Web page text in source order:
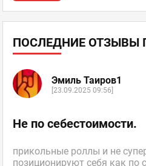
ПОСЛЕДНИЕ ОТЗЫВЫ
Эмиль Таиров1
[23.09.2025 09:56]
Не по себестоимости.
прикольные роллы и не
позиционируют себя как по